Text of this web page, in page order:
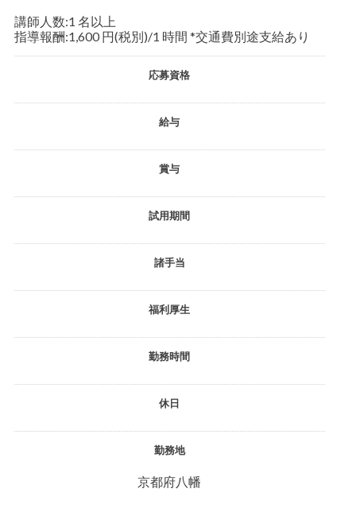
講師人数:1 名以上
指導報酬:1,600 円(税別)/1 時間 *交通費別途支給あり
応募資格
給与
賞与
試用期間
諸手当
福利厚生
勤務時間
休日
勤務地
京都府八幡